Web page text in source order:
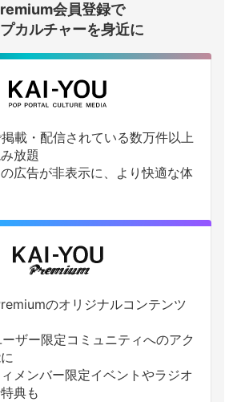
ログインする
会員登録で
カルチャーを身近に
載・配信されている数万件以上
放題
広告が非表示に、より快適な体
のオリジナルコンテンツ
ザー限定コミュニティへのアク
メンバー限定イベントやラジオ
典も